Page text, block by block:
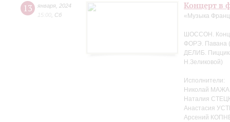
13 января 2024
15:00 Сб
Концерт в
«Музыка
ШОССОН.
ФОРЭ. Павана
ДЕЛИБ.
Н.Зеликовой)
Исполнители:
Николай
Наталия
Анастасия
Арсений